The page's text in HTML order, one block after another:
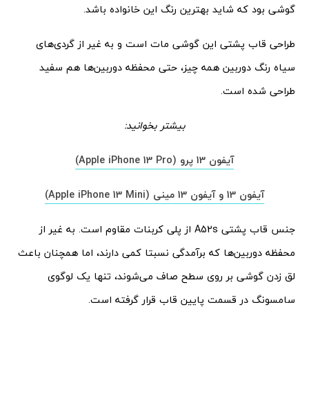
گوشی بود که شاید بهترین رنگ این خانواده باشد.
طراحی قاب پشتی این گوشی مات است و به غیر از گردی‌های
سیاه رنگ دوربین همه چیز، حتی محفظه دوربین‌ها هم سفید
طراحی شده است.
بیشتر بخوانید:
آیفون 13 پرو (Apple iPhone 13 Pro)
آیفون 13 و آیفون 13 مینی (Apple iPhone 13 Mini)
جنس قاب پشتی A52s از پلی کربنات مقاوم است. به غیر از
محفظه دوربین‌ها که برآمدگی نسبتا کمی دارند، اما همچنان باعث
لق زدن گوشی بر روی سطح صاف می‌شوند، تنها یک لوگوی
سامسونگ در قسمت پایین قاب قرار گرفته است.